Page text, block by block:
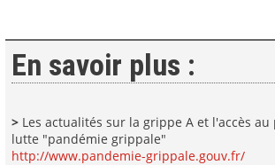
En savoir plus :
>Les actualités sur la grippe A et l'accès
lutte "pandémie grippale"
http://www.pandemie-grippale.gouv.fr/